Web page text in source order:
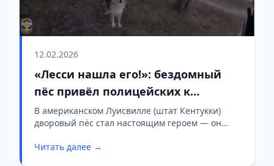
12.02.2026
«Лесси нашла его!»: бездомный
пёс привёл полицейских к
пропавшему малышу
В американском Луисвилле (штат Кентукки)
дворовый пёс стал настоящим героем — он
трёхлетнему мальчику, которого не могли найти
Читать далее →